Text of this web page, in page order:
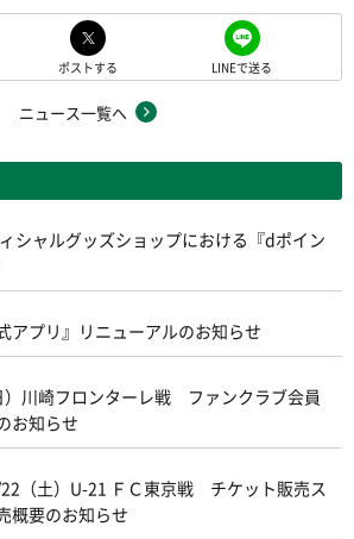
ポストする LINEで送る
ニュース一覧へ
シャルグッズショップにおける『dポイン
アプリ』リニューアルのお知らせ
）川崎フロンターレ戦 ファンクラブ会員
お知らせ
22（土）U-21 ＦＣ東京戦 チケット販売ス
概要のお知らせ